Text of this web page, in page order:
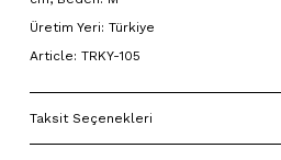
Üretim Yeri: Türkiye
Article: TRKY-105
Taksit Seçenekleri